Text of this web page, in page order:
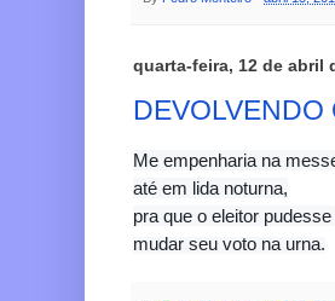
quarta-feira, 12 de abril
DEVOLVENDO
Me empenharia na
até em lida noturna,
pra que o eleitor pudesse
mudar seu voto na urna.